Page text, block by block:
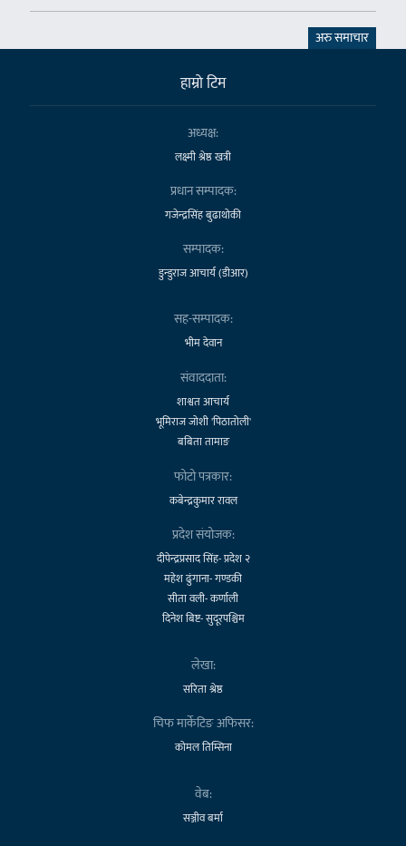
अरु समाचार
हाम्राे टिम
अध्यक्ष:
लक्ष्मी श्रेष्ठ खत्री
प्रधान सम्पादक:
गजेन्द्रसिंह बुढाथोकी
सम्पादक:
डुन्डुराज आचार्य (डीआर)
सह-सम्पादक:
भीम देवान
संवाददाता:
शाश्वत आचार्य
भूमिराज जोशी 'पिठातोली'
बबिता तामाङ
फोटो पत्रकार:
कबेन्द्रकुमार रावल
प्रदेश संयोजक:
दीपेन्द्रप्रसाद सिंह- प्रदेश २
महेश ढुंगाना- गण्डकी
सीता वली- कर्णाली
दिनेश बिष्ट- सुदूरपश्चिम
लेखा:
सरिता श्रेष्ठ
चिफ मार्केटिङ अफिसर:
कोमल तिम्सिना
वेब:
सञ्जीव बर्मा